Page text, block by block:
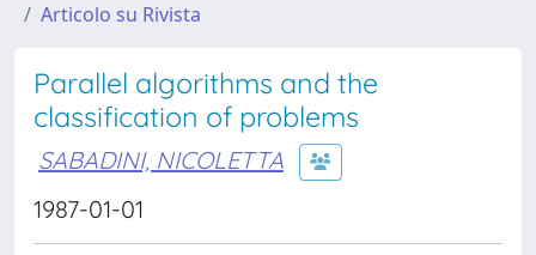
Articolo su Rivista
Parallel algorithms and the
classification of problems
SABADINI, NICOLETTA
1987-01-01